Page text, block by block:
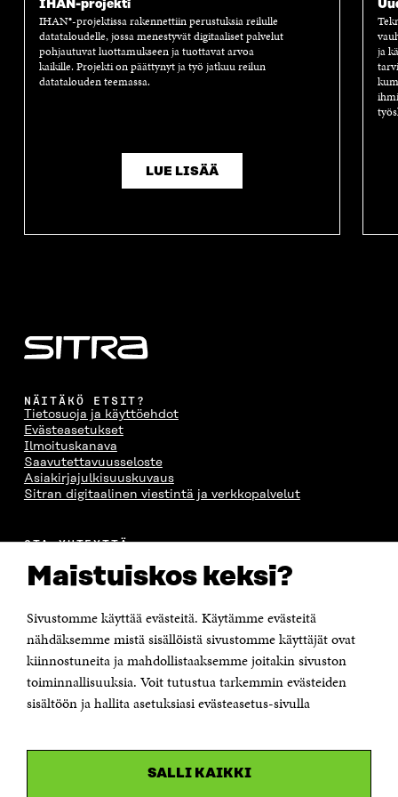
Maistuiskos keksi?
Sivustomme käyttää evästeitä. Käytämme evästeitä
nähdäksemme mistä sisällöistä sivustomme käyttäjät ovat
kiinnostuneita ja mahdollistaaksemme joitakin sivuston
toiminnallisuuksia. Voit tutustua tarkemmin evästeiden
sisältöön ja hallita asetuksiasi evästeasetus-sivulla
SALLI KAIKKI
IHAN-projekti
IHAN®-projektissa rakennettiin perustuksia reilulle
datataloudelle, jossa menestyvät digitaaliset palvelut
pohjautuvat luottamukseen ja tuottavat arvoa
kaikille. Projekti on päättynyt ja työ jatkuu reilun
datatalouden teemassa.
LUE LISÄÄ
ja
NÄITÄKÖ ETSIT?
Tietosuoja ja käyttöehdot
Evästeasetukset
Ilmoituskanava
Saavutettavuusseloste
Asiakirjajulkisuuskuvaus
Sitran digitaalinen viestintä ja verkkopalvelut
OTA YHTEYTTÄ
Itämerenkatu 11-13, PL 160,
00181 Helsinki
Puhelin +358 294 618 991
Sähköpostiosoite
Saapumisohjeet
Y-tunnus 0202132-3